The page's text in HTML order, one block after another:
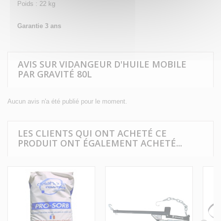
Poids : 22 kg
Garantie 3 ans
AVIS SUR VIDANGEUR D'HUILE MOBILE
PAR GRAVITÉ 80L
Aucun avis n'a été publié pour le moment.
LES CLIENTS QUI ONT ACHETÉ CE
PRODUIT ONT ÉGALEMENT ACHETÉ...